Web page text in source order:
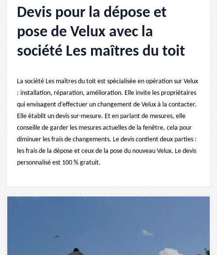
Devis pour la dépose et
pose de Velux avec la
société Les maîtres du toit
La société Les maîtres du toit est spécialisée en opération sur Velux
: installation, réparation, amélioration. Elle invite les propriétaires
qui envisagent d’effectuer un changement de Velux à la contacter.
Elle établit un devis sur-mesure. Et en parlant de mesures, elle
conseille de garder les mesures actuelles de la fenêtre, cela pour
diminuer les frais de changements. Le devis contient deux parties :
les frais de la dépose et ceux de la pose du nouveau Velux. Le devis
personnalisé est 100 % gratuit.